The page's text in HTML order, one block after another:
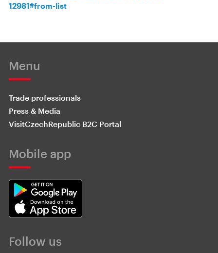
12981#from-list
Menu
Trade professionals
Press & Media
VisitCzechRepublic B2C Portal
Mobile app
Follow us